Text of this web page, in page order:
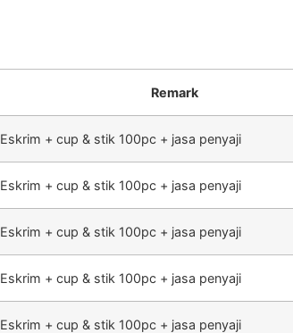
Remark
Eskrim + cup & stik 100pc + jasa penyaji
Eskrim + cup & stik 100pc + jasa penyaji
Eskrim + cup & stik 100pc + jasa penyaji
Eskrim + cup & stik 100pc + jasa penyaji
Eskrim + cup & stik 100pc + jasa penyaji